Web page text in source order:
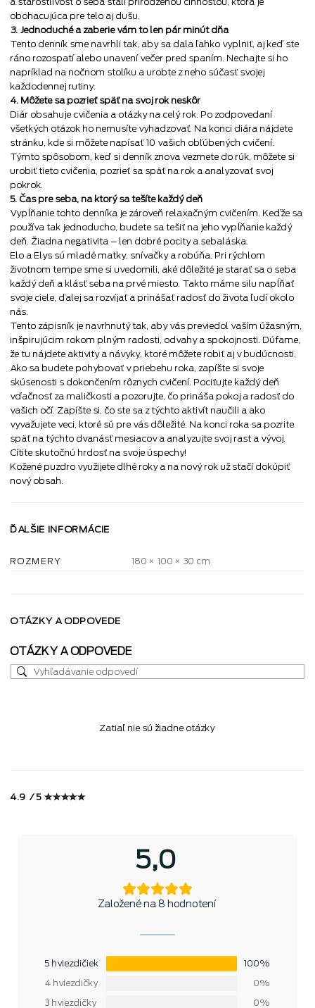
obohacujúca pre telo aj dušu.
3. Jednoduché a zaberie vám to len pár minút dňa
Tento denník sme navrhli tak, aby sa dala ľahko vyplniť, aj keď ste
ráno rozospatí alebo unavení večer pred spaním. Nechajte si ho
napríklad na nočnom stolíku a urobte z neho súčasť svojej
každodennej rutiny.
4. Môžete sa pozrieť späť na svoj rok neskôr
Diár obsahuje cvičenia a otázky na celý rok. Po zodpovedaní
všetkých otázok ho nemusíte vyhadzovať. Na konci diára nájdete
stránku, kde si môžete napísať 10 vašich obľúbených cvičení.
Týmto spôsobom, keď si denník znova vezmete do rúk, môžete si
urobiť tieto cvičenia, pozrieť sa späť na rok a analyzovať svoj
pokrok.
5. Čas pre seba, na ktorý sa tešíte každý deň
Vypĺňanie tohto denníka je zároveň relaxačným cvičením. Keďže sa
používa tak jednoducho, budete sa tešiť na jeho vypĺňanie každý
deň. Žiadna negativita – len dobré pocity a sebaláska.
Elo a Elys sú mladé matky, snívačky a robúňa. Pri rýchlom
životnom tempe sme si uvedomili, aké dôležité je starať sa o seba
každý deň a klásť seba na prvé miesto. Takto máme silu napĺňať
svoje ciele, ďalej sa rozvíjať a prinášať radosť do života ľudí okolo
nás.
Tento zápisník je navrhnutý tak, aby vás previedol vaším úžasným,
inšpirujúcim rokom plným radosti, odvahy a spokojnosti. Dúfame,
že tu nájdete aktivity a návyky, ktoré môžete robiť aj v budúcnosti.
Ako sa budete pohybovať v priebehu roka, zapíšte si svoje
skúsenosti s dokončením rôznych cvičení. Pociťujte každý deň
vďačnosť za maličkosti a pozorujte, čo prináša pokoj a radosť do
vašich očí. Zapíšte si, čo ste sa z týchto aktivít naučili a ako
vyvažujete veci, ktoré sú pre vás dôležité. Na konci roka sa pozrite
späť na týchto dvanásť mesiacov a analyzujte svoj rast a vývoj.
Cítite skutočnú hrdosť na svoje úspechy!
Kožené puzdro využijete dlhé roky a na nový rok už stačí dokúpiť
nový obsah.
ĎALŠIE INFORMÁCIE
ROZMERY 180 × 100 × 30 cm
OTÁZKY A ODPOVEDE
OTÁZKY A ODPOVEDE
Zatiaľ nie sú žiadne otázky
4.9 / 5 ✮✮✮✮✮
5,0
Založené na 8 hodnotení
5 hviezdičiek 100%
4 hviezdičky 0%
3 hviezdičky 0%